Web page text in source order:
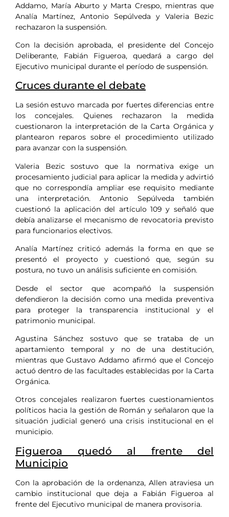
Addamo, María Aburto y Marta Crespo, mientras que
Analía Martínez, Antonio Sepúlveda y Valeria Bezic
rechazaron la suspensión.
Con la decisión aprobada, el presidente del Concejo
Deliberante, Fabián Figueroa, quedará a cargo del
Ejecutivo municipal durante el período de suspensión.
Cruces durante el debate
La sesión estuvo marcada por fuertes diferencias entre
los concejales. Quienes rechazaron la medida
cuestionaron la interpretación de la Carta Orgánica y
plantearon reparos sobre el procedimiento utilizado
para avanzar con la suspensión.
Valeria Bezic sostuvo que la normativa exige un
procesamiento judicial para aplicar la medida y advirtió
que no correspondía ampliar ese requisito mediante
una interpretación. Antonio Sepúlveda también
cuestionó la aplicación del artículo 109 y señaló que
debía analizarse el mecanismo de revocatoria previsto
para funcionarios electivos.
Analía Martínez criticó además la forma en que se
presentó el proyecto y cuestionó que, según su
postura, no tuvo un análisis suficiente en comisión.
Desde el sector que acompañó la suspensión
defendieron la decisión como una medida preventiva
para proteger la transparencia institucional y el
patrimonio municipal.
Agustina Sánchez sostuvo que se trataba de un
apartamiento temporal y no de una destitución,
mientras que Gustavo Addamo afirmó que el Concejo
actuó dentro de las facultades establecidas por la Carta
Orgánica.
Otros concejales realizaron fuertes cuestionamientos
políticos hacia la gestión de Román y señalaron que la
situación judicial generó una crisis institucional en el
municipio.
Figueroa quedó al frente del
Municipio
Con la aprobación de la ordenanza, Allen atraviesa un
cambio institucional que deja a Fabián Figueroa al
frente del Ejecutivo municipal de manera provisoria.